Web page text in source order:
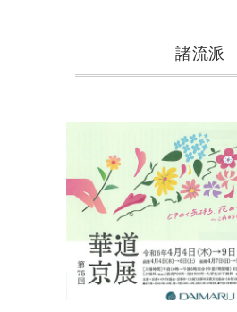
諸流派